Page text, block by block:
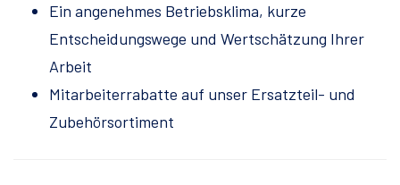
Ein angenehmes Betriebsklima, kurze
Entscheidungswege und Wertschätzung Ihrer
Arbeit
Mitarbeiterrabatte auf unser Ersatzteil- und
Zubehörsortiment